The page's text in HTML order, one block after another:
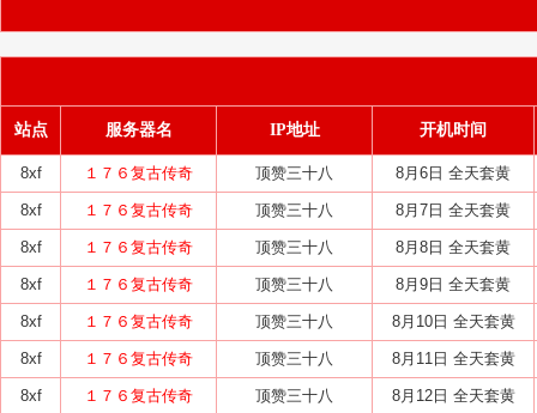
站点 服务器名 IP地址 开机时间
8xf １７６复古传奇 顶赞三十八 8月6日 全天套黄
8xf １７６复古传奇 顶赞三十八 8月7日 全天套黄
8xf １７６复古传奇 顶赞三十八 8月8日 全天套黄
8xf １７６复古传奇 顶赞三十八 8月9日 全天套黄
8xf １７６复古传奇 顶赞三十八 8月10日 全天套黄
8xf １７６复古传奇 顶赞三十八 8月11日 全天套黄
8xf １７６复古传奇 顶赞三十八 8月12日 全天套黄